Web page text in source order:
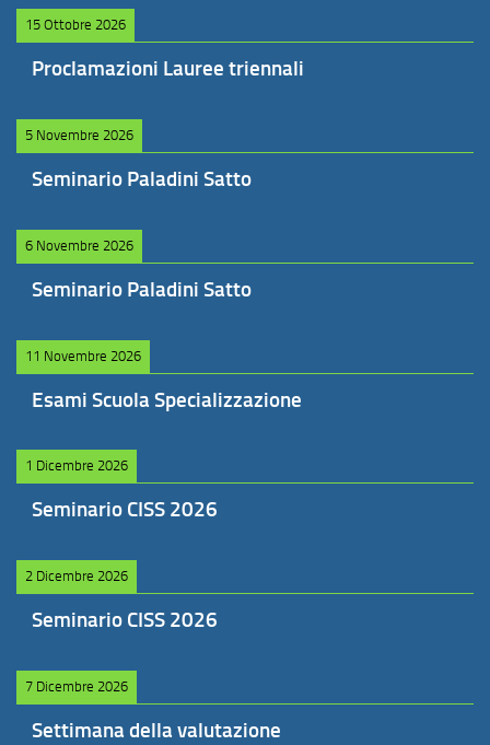
15 Ottobre 2026
Proclamazioni Lauree triennali
5 Novembre 2026
Seminario Paladini Satto
6 Novembre 2026
Seminario Paladini Satto
11 Novembre 2026
Esami Scuola Specializzazione
1 Dicembre 2026
Seminario CISS 2026
2 Dicembre 2026
Seminario CISS 2026
7 Dicembre 2026
Settimana della valutazione